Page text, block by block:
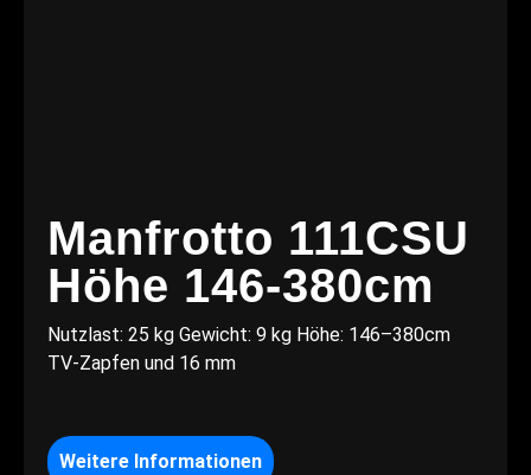
Manfrotto 111CSU
Höhe 146-380cm
Nutzlast: 25 kg Gewicht: 9 kg Höhe: 146–380cm
TV-Zapfen und 16 mm
Weitere Informationen